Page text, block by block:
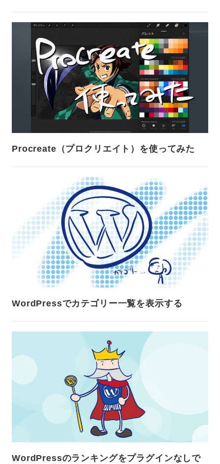
Procreate（プロクリエイト）を使ってみた
WordPressでカテゴリー一覧を表示する
WordPressのランキングをプラグインなしで